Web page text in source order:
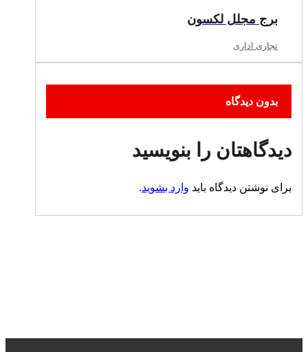
برج مجلل لکسون
تجاری اداری
بدون دیدگاه
دیدگاهتان را بنویسید
برای نوشتن دیدگاه باید وارد بشوید.